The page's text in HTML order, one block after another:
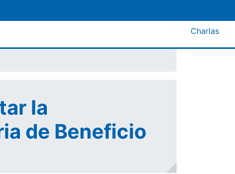
Charlas
la
de Beneficio